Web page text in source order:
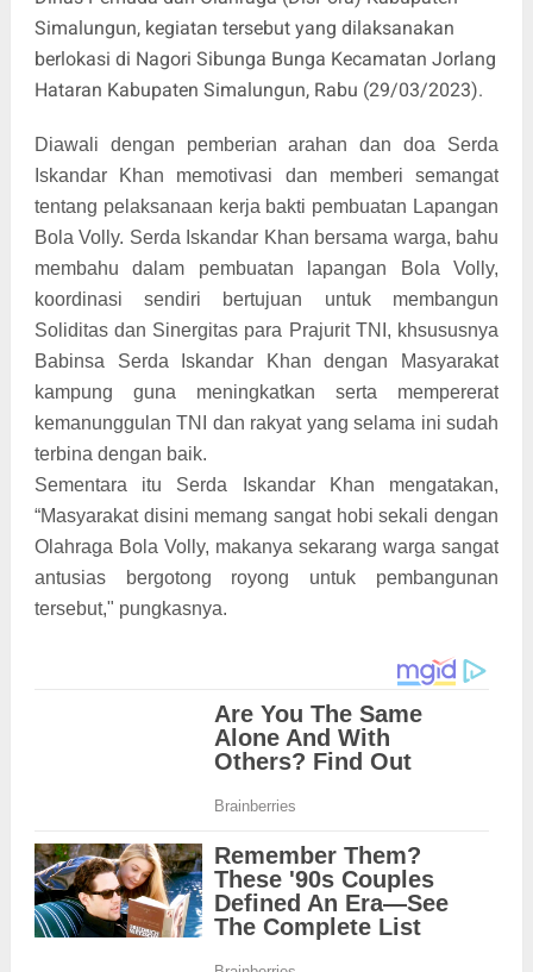
Simalungun, kegiatan tersebut yang dilaksanakan
berlokasi di Nagori Sibunga Bunga Kecamatan Jorlang
Hataran Kabupaten Simalungun, Rabu (29/03/2023).
Diawali dengan pemberian arahan dan doa Serda
Iskandar Khan memotivasi dan memberi semangat
tentang pelaksanaan kerja bakti pembuatan Lapangan
Bola Volly. Serda Iskandar Khan bersama warga, bahu
membahu dalam pembuatan lapangan Bola Volly,
koordinasi sendiri bertujuan untuk membangun
Soliditas dan Sinergitas para Prajurit TNI, khsususnya
Babinsa Serda Iskandar Khan dengan Masyarakat
kampung guna meningkatkan serta mempererat
kemanunggulan TNI dan rakyat yang selama ini sudah
terbina dengan baik.
Sementara itu Serda Iskandar Khan mengatakan,
“Masyarakat disini memang sangat hobi sekali dengan
Olahraga Bola Volly, makanya sekarang warga sangat
antusias bergotong royong untuk pembangunan
tersebut," pungkasnya.